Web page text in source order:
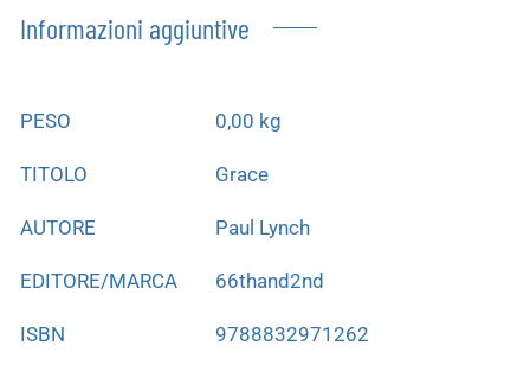
Informazioni aggiuntive
PESO 0,00 kg
TITOLO Grace
AUTORE Paul Lynch
EDITORE/MARCA 66thand2nd
ISBN 9788832971262